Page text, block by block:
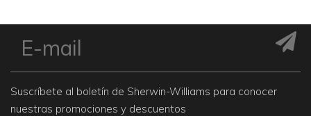
Suscríbete al boletín de Sherwin-Williams para conocer
nuestras promociones y descuentos